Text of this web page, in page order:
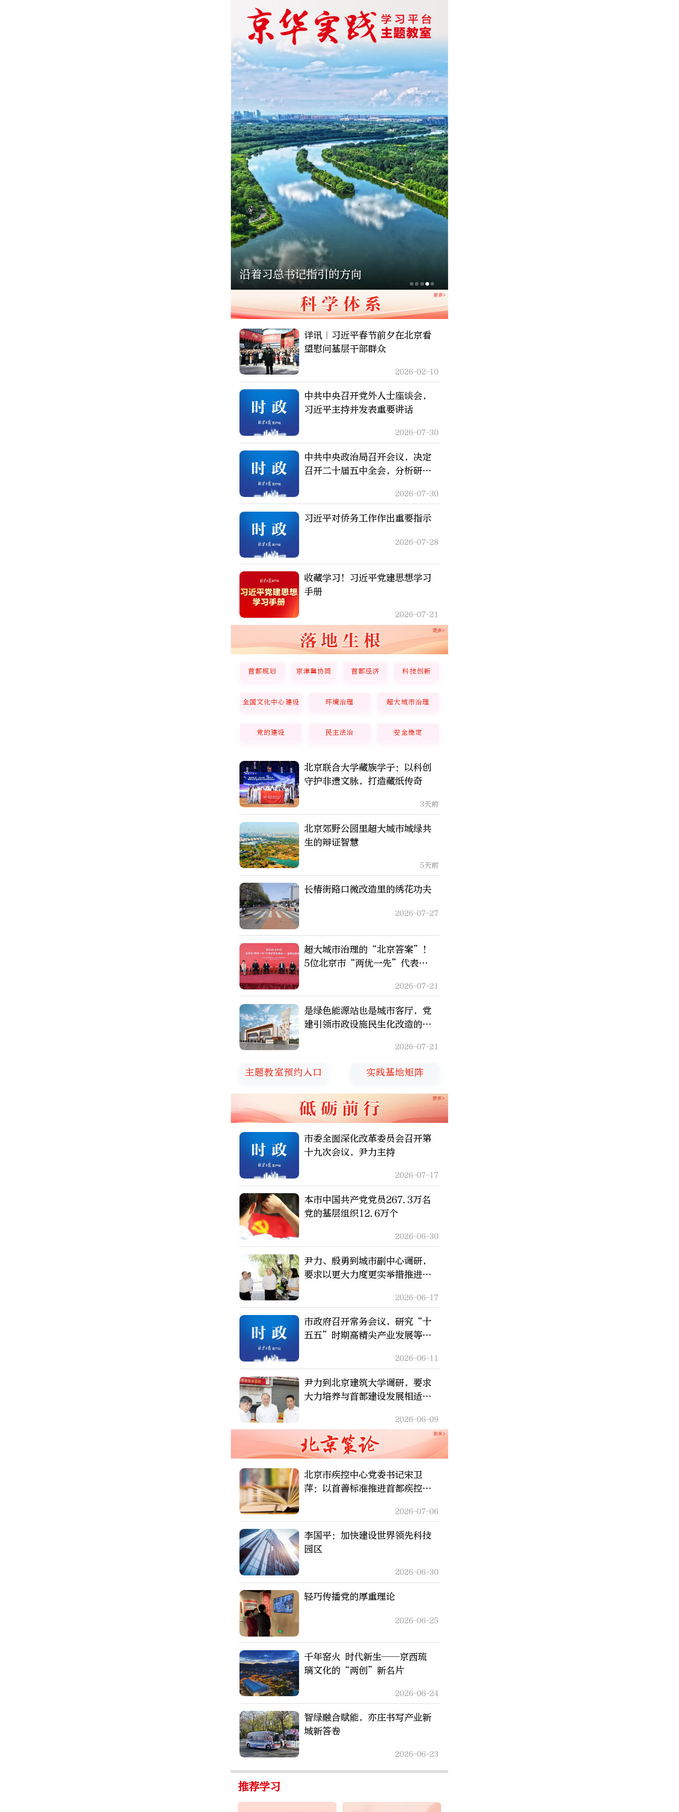
沿着习总书记指引的方向
详讯｜习近平春节前夕在北京看
望慰问基层干部群众
2026-02-10
中共中央召开党外人士座谈会，
习近平主持并发表重要讲话
2026-07-30
中共中央政治局召开会议，决定
召开二十届五中全会，分析研究
中央总书记习近平主持会议2026-07-30
习近平对侨务工作作出重要指示
2026-07-28
收藏学习！习近平党建思想学习
手册
2026-07-21
首都规划 京津冀协同 首都经济 科技创新
全国文化中心建设 环境治理 超大城市治理
党的建设 民主法治 安全稳定
北京联合大学藏族学子：以科创
守护非遗文脉，打造藏纸传奇
3天前
北京郊野公园里超大城市城绿共
生的辩证智慧
5天前
长椿街路口微改造里的绣花功夫
2026-07-27
超大城市治理的“北京答案”！
5位北京市“两优一先”代表讲
2026-07-21
是绿色能源站也是城市客厅，党
建引领市政设施民生化改造的大
2026-07-21
主题教室预约入口 实践基地矩阵
市委全面深化改革委员会召开第
十九次会议，尹力主持
2026-07-17
本市中国共产党党员267.3万名
党的基层组织12.6万个
2026-06-30
尹力、殷勇到城市副中心调研，
要求以更大力度更实举措推进城
2026-06-17
市政府召开常务会议，研究“十
五五”时期高精尖产业发展等事
2026-06-11
尹力到北京建筑大学调研，要求
大力培养与首都建设发展相适配
2026-06-09
北京市疾控中心党委书记宋卫
萍：以首善标准推进首都疾控体
2026-07-06
李国平：加快建设世界领先科技
园区
2026-06-30
轻巧传播党的厚重理论
2026-06-25
千年窑火 时代新生——京西琉
璃文化的“两创”新名片
2026-06-24
智绿融合赋能，亦庄书写产业新
城新答卷
2026-06-23
推荐学习